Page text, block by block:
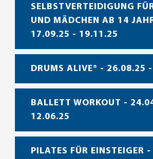
SELBSTVERTEIDIGUNG
UND MÄDCHEN AB 14
17.09.25 - 19.11.25
DRUMS ALIVE® - 26.08.25
BALLETT WORKOUT -
12.06.25
PILATES FÜR EINSTEIGER